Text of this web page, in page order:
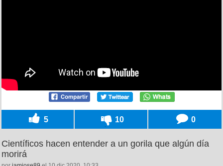
5 10 0
Científicos hacen entender a un gorila que algún día
morirá